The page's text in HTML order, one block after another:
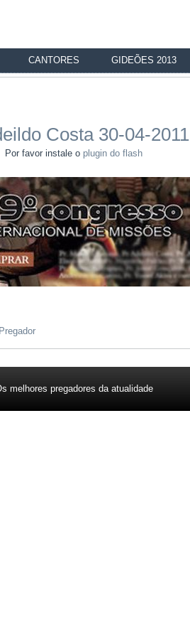
CANTORES GIDEÕES 2013
Costa 30-04-2011
Por favor instale o plugin do flash
Pregador
melhores pregadores da atualidade